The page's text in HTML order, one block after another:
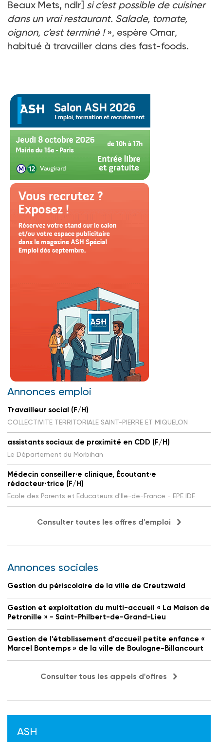
Beaux Mets, ndlr] si c’est possible de cuisiner
dans un vrai restaurant. Salade, tomate,
oignon, c’est terminé !», espère Omar,
habitué à travailler dans des fast-foods.
Annonces emploi
Travailleur social (F/H)
COLLECTIVITE TERRITORIALE SAINT-PIERRE ET MIQUELON
assistants sociaux de proximité en CDD (F/H)
Le Département du Morbihan
Médecin conseiller·e clinique, Écoutant·e
rédacteur·trice (F/H)
Ecole des Parents et Educateurs d'Ile-de-France - EPE IDF
Consulter toutes les offres d'emploi
Annonces sociales
Gestion du périscolaire de la ville de Creutzwald
Gestion et exploitation du multi-accueil « La Maison de
Petronille » - Saint-Philbert-de-Grand-Lieu
Gestion de l'établissement d'accueil petite enfance «
Marcel Bontemps » de la ville de Boulogne-Billancourt
Consulter tous les appels d'offres
ASH